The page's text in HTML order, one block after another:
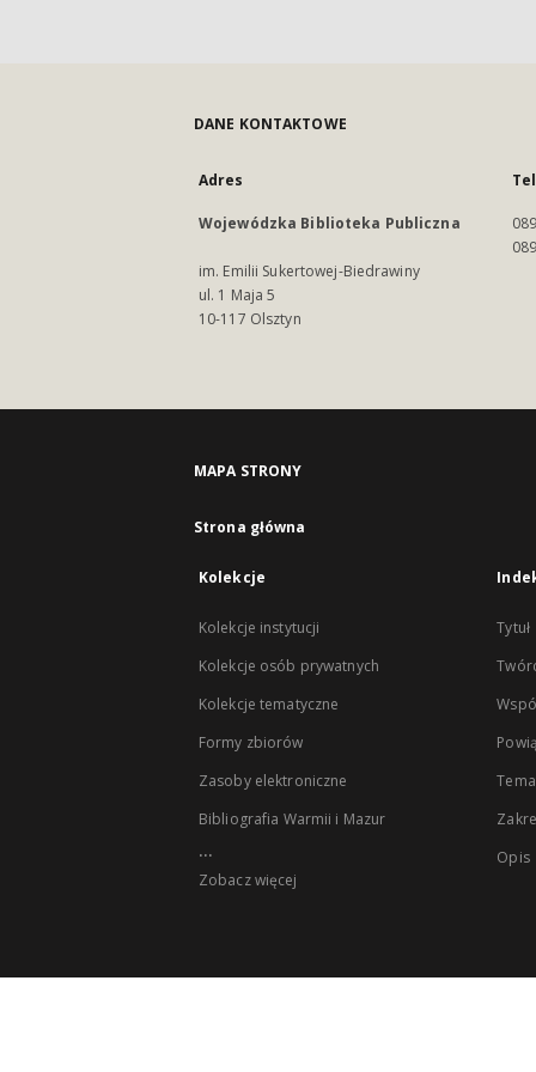
DANE KONTAKTOWE
Adres
Wojewódzka Biblioteka Publiczna
im. Emilii Sukertowej-Biedrawiny
ul. 1 Maja 5
10-117 Olsztyn
MAPA STRONY
Strona główna
Kolekcje
Kolekcje instytucji
Kolekcje osób prywatnych
Kolekcje tematyczne
Formy zbiorów
Zasoby elektroniczne
Bibliografia Warmii i Mazur
...
Zobacz więcej
Tytuł
Opis